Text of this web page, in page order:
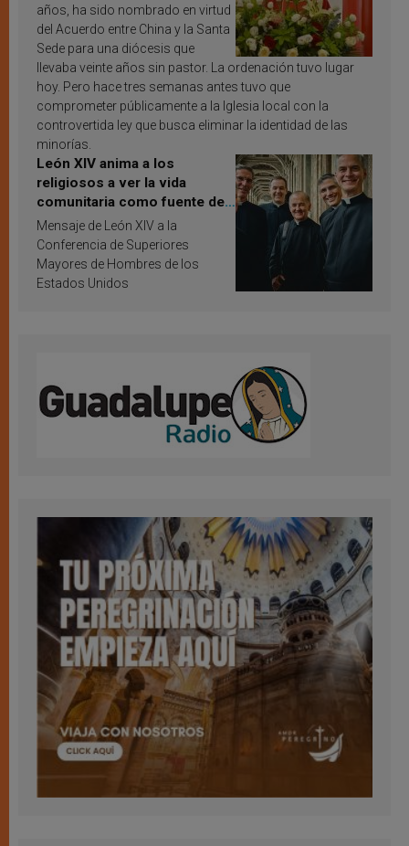
años, ha sido nombrado en virtud
del Acuerdo entre China y la Santa
Sede para una diócesis que
llevaba veinte años sin pastor. La ordenación tuvo lugar
hoy. Pero hace tres semanas antes tuvo que
comprometer públicamente a la Iglesia local con la
controvertida ley que busca eliminar la identidad de las
minorías.
León XIV anima a los
religiosos a ver la vida
comunitaria como fuente de
inspiración y santificación
Mensaje de León XIV a la
Conferencia de Superiores
Mayores de Hombres de los
Estados Unidos